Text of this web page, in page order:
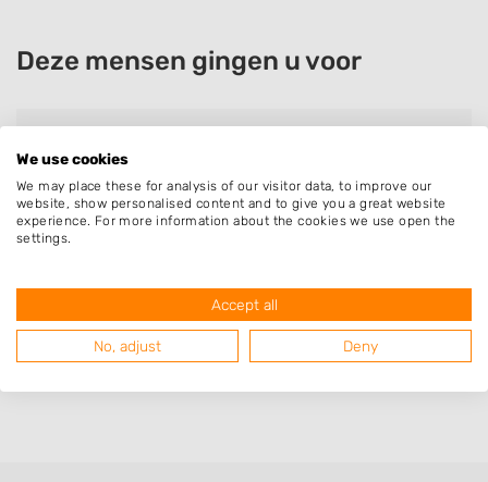
Deze mensen gingen u voor
Simon Zwolle
Bedrijf: Beswerda Wijster
Klus is gepland voor februari/ maart 2026.
realistische offerte ontvangen.
We use cookies
We may place these for analysis of our visitor data, to improve our
website, show personalised content and to give you a great website
experience. For more information about the cookies we use open the
settings.
Accept all
No, adjust Deny